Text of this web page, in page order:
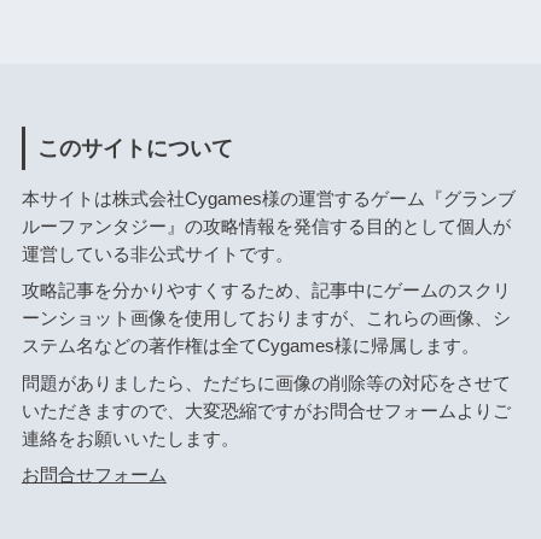
このサイトについて
本サイトは株式会社Cygames様の運営するゲーム『グランブ
ルーファンタジー』の攻略情報を発信する目的として個人が
運営している非公式サイトです。
攻略記事を分かりやすくするため、記事中にゲームのスクリ
ーンショット画像を使用しておりますが、これらの画像、シ
ステム名などの著作権は全てCygames様に帰属します。
問題がありましたら、ただちに画像の削除等の対応をさせて
いただきますので、大変恐縮ですがお問合せフォームよりご
連絡をお願いいたします。
お問合せフォーム